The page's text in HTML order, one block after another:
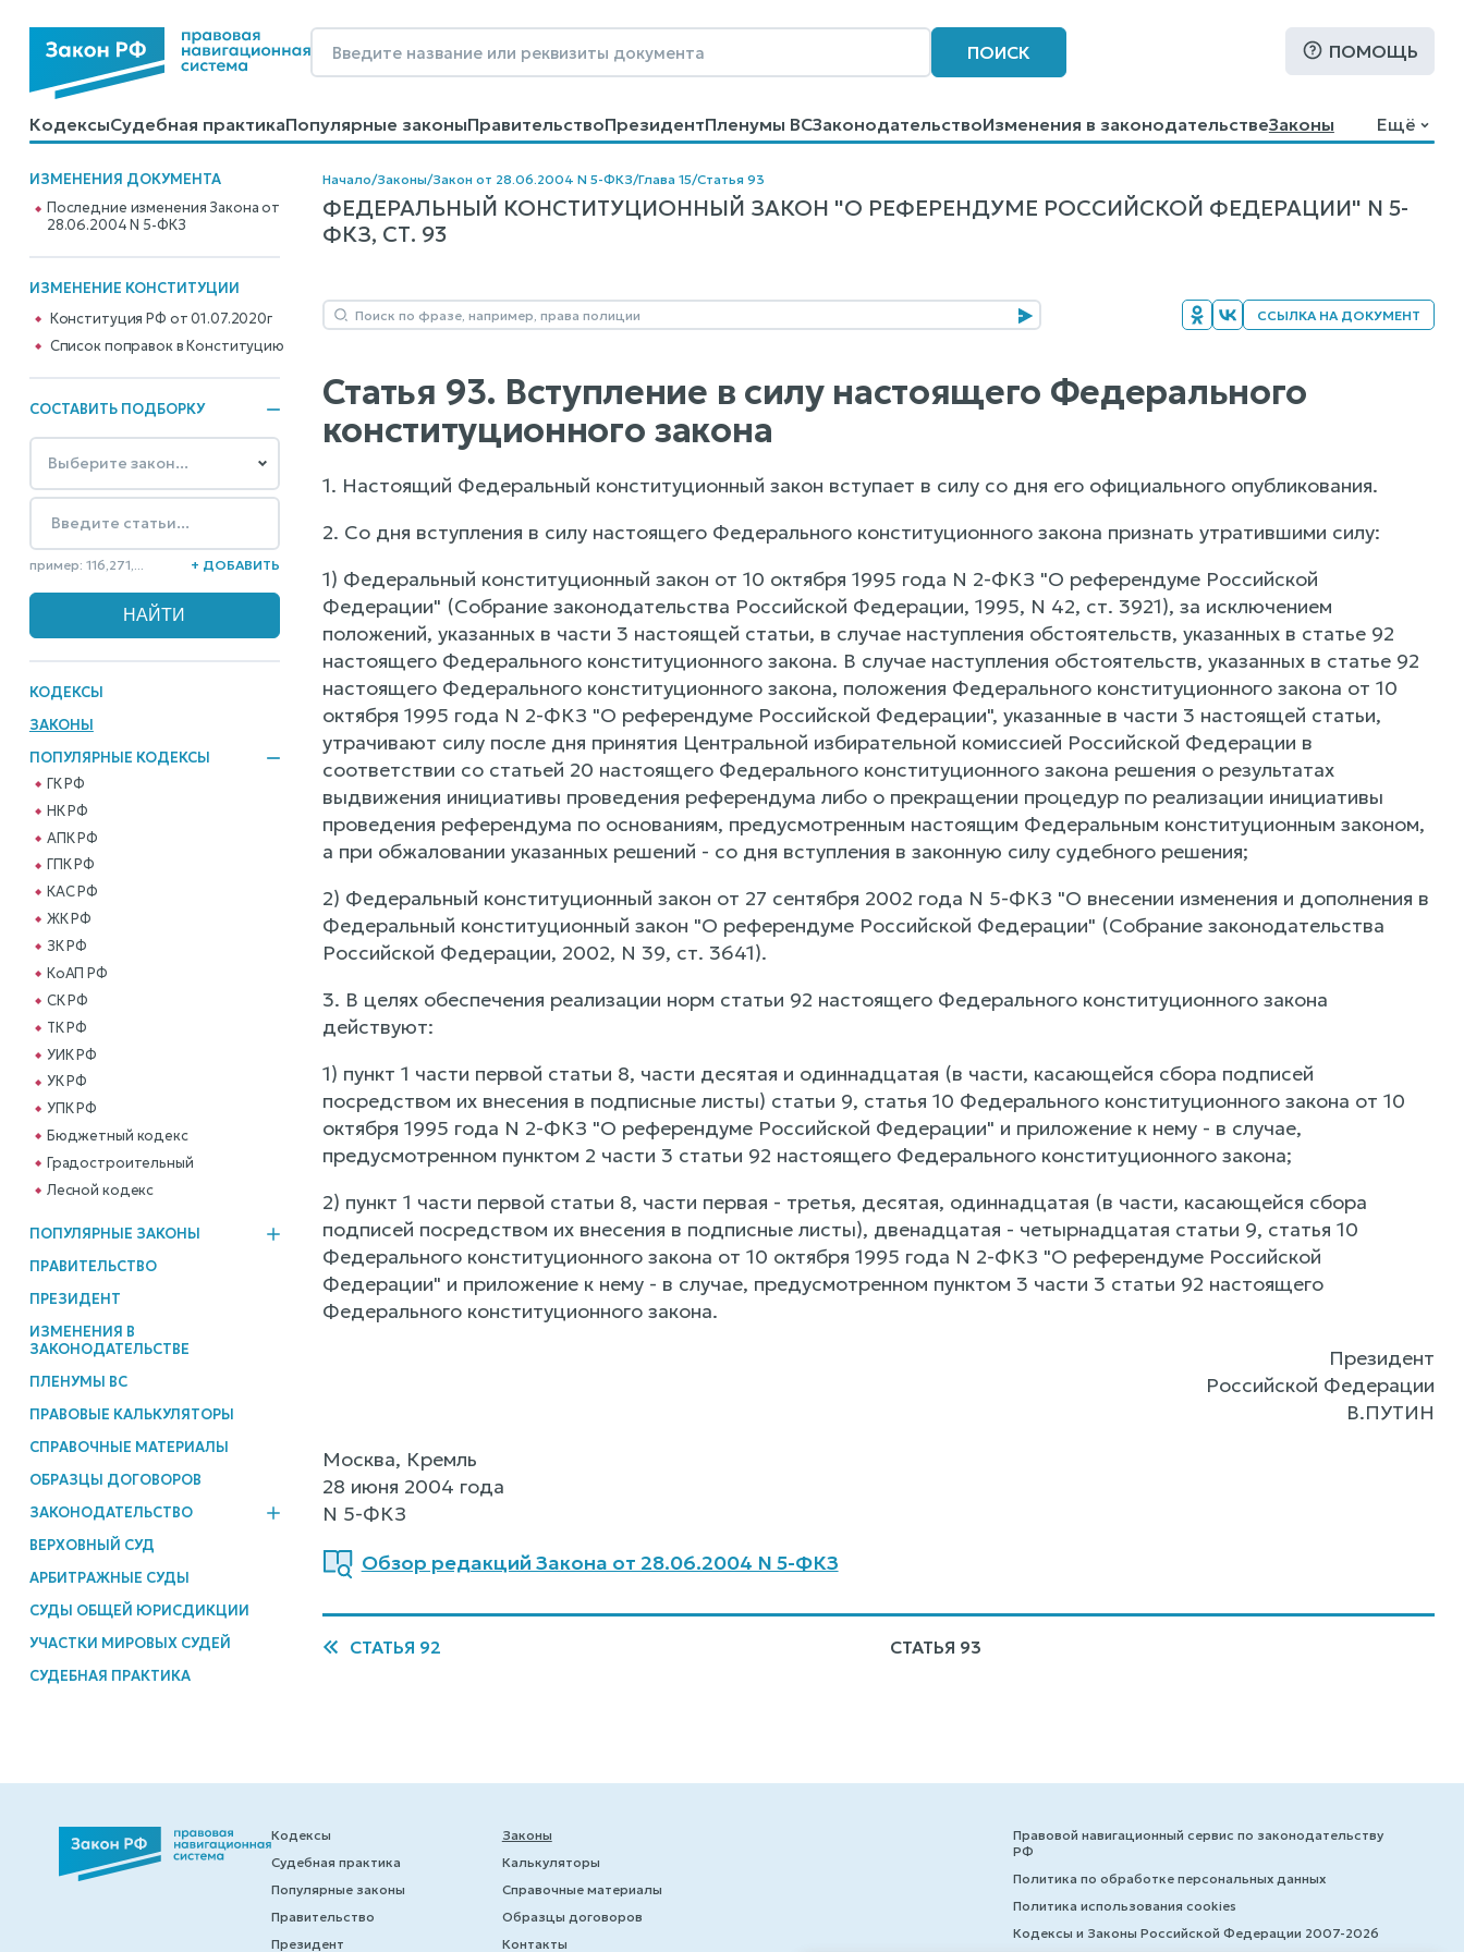
ПОИСК ПОМОЩЬ
КодексыСудебная практикаПопулярные законыПравительствоПрезидентПленумы ВСЗаконодательствоИзменения в законодательствеЗаконы
КалькуляторыСправочные материалыОбразцы договоровКонтактыПомощьПоиск
Ещё
ИЗМЕНЕНИЯ ДОКУМЕНТА
Последние изменения Закона от
28.06.2004 N 5-ФКЗ
ИЗМЕНЕНИЕ КОНСТИТУЦИИ
Конституция РФ от 01.07.2020г
Cписок поправок в Конституцию
СОСТАВИТЬ ПОДБОРКУ
пример: 116,271,... + ДОБАВИТЬ
КОДЕКСЫ
ЗАКОНЫ
ПОПУЛЯРНЫЕ КОДЕКСЫ
ГК РФ
НК РФ
АПК РФ
ГПК РФ
КАС РФ
ЖК РФ
ЗК РФ
КоАП РФ
СК РФ
ТК РФ
УИК РФ
УК РФ
УПК РФ
Бюджетный кодекс
Градостроительный
Лесной кодекс
ПОПУЛЯРНЫЕ ЗАКОНЫ
ПРАВИТЕЛЬСТВО
ПРЕЗИДЕНТ
ИЗМЕНЕНИЯ В
ЗАКОНОДАТЕЛЬСТВЕ
ПЛЕНУМЫ ВС
ПРАВОВЫЕ КАЛЬКУЛЯТОРЫ
СПРАВОЧНЫЕ МАТЕРИАЛЫ
ОБРАЗЦЫ ДОГОВОРОВ
ЗАКОНОДАТЕЛЬСТВО
ВЕРХОВНЫЙ СУД
АРБИТРАЖНЫЕ СУДЫ
СУДЫ ОБЩЕЙ ЮРИСДИКЦИИ
УЧАСТКИ МИРОВЫХ СУДЕЙ
СУДЕБНАЯ ПРАКТИКА
Начало/Законы/Закон от 28.06.2004 N 5-ФКЗ/Глава 15/Статья 93
ФЕДЕРАЛЬНЫЙ КОНСТИТУЦИОННЫЙ ЗАКОН "О РЕФЕРЕНДУМЕ РОССИЙСКОЙ ФЕДЕРАЦИИ" N 5-
ФКЗ, СТ. 93
ССЫЛКА НА ДОКУМЕНТ
Статья 93. Вступление в силу настоящего Федерального
конституционного закона
1. Настоящий Федеральный конституционный закон вступает в силу со дня его официального опубликования.
2. Со дня вступления в силу настоящего Федерального конституционного закона признать утратившими силу:
1) Федеральный конституционный закон от 10 октября 1995 года N 2-ФКЗ "О референдуме Российской
Федерации" (Собрание законодательства Российской Федерации, 1995, N 42, ст. 3921), за исключением
положений, указанных в части 3 настоящей статьи, в случае наступления обстоятельств, указанных в статье 92
настоящего Федерального конституционного закона. В случае наступления обстоятельств, указанных в статье 92
настоящего Федерального конституционного закона, положения Федерального конституционного закона от 10
октября 1995 года N 2-ФКЗ "О референдуме Российской Федерации", указанные в части 3 настоящей статьи,
утрачивают силу после дня принятия Центральной избирательной комиссией Российской Федерации в
соответствии со статьей 20 настоящего Федерального конституционного закона решения о результатах
выдвижения инициативы проведения референдума либо о прекращении процедур по реализации инициативы
проведения референдума по основаниям, предусмотренным настоящим Федеральным конституционным законом,
а при обжаловании указанных решений - со дня вступления в законную силу судебного решения;
2) Федеральный конституционный закон от 27 сентября 2002 года N 5-ФКЗ "О внесении изменения и дополнения в
Федеральный конституционный закон "О референдуме Российской Федерации" (Собрание законодательства
Российской Федерации, 2002, N 39, ст. 3641).
3. В целях обеспечения реализации норм статьи 92 настоящего Федерального конституционного закона
действуют:
1) пункт 1 части первой статьи 8, части десятая и одиннадцатая (в части, касающейся сбора подписей
посредством их внесения в подписные листы) статьи 9, статья 10 Федерального конституционного закона от 10
октября 1995 года N 2-ФКЗ "О референдуме Российской Федерации" и приложение к нему - в случае,
предусмотренном пунктом 2 части 3 статьи 92 настоящего Федерального конституционного закона;
2) пункт 1 части первой статьи 8, части первая - третья, десятая, одиннадцатая (в части, касающейся сбора
подписей посредством их внесения в подписные листы), двенадцатая - четырнадцатая статьи 9, статья 10
Федерального конституционного закона от 10 октября 1995 года N 2-ФКЗ "О референдуме Российской
Федерации" и приложение к нему - в случае, предусмотренном пунктом 3 части 3 статьи 92 настоящего
Федерального конституционного закона.
Президент
Российской Федерации
В.ПУТИН
Москва, Кремль
28 июня 2004 года
N 5-ФКЗ
Обзор редакций Закона от 28.06.2004 N 5-ФКЗ
СТАТЬЯ 92 СТАТЬЯ 93
Кодексы
Судебная практика
Популярные законы
Правительство
Президент
Законы
Калькуляторы
Справочные материалы
Образцы договоров
Контакты
Правовой навигационный сервис по законодательству
РФ
Политика по обработке персональных данных
Политика использования cookies
Кодексы и Законы Российской Федерации 2007-2026